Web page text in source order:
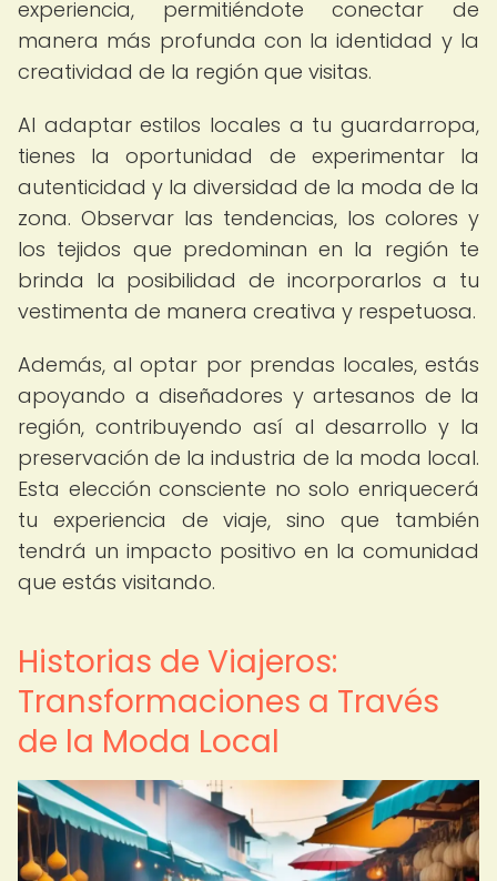
experiencia, permitiéndote conectar de
manera más profunda con la identidad y la
creatividad de la región que visitas.
Al adaptar estilos locales a tu guardarropa,
tienes la oportunidad de experimentar la
autenticidad y la diversidad de la moda de la
zona. Observar las tendencias, los colores y
los tejidos que predominan en la región te
brinda la posibilidad de incorporarlos a tu
vestimenta de manera creativa y respetuosa.
Además, al optar por prendas locales, estás
apoyando a diseñadores y artesanos de la
región, contribuyendo así al desarrollo y la
preservación de la industria de la moda local.
Esta elección consciente no solo enriquecerá
tu experiencia de viaje, sino que también
tendrá un impacto positivo en la comunidad
que estás visitando.
Historias de Viajeros:
Transformaciones a Través
de la Moda Local